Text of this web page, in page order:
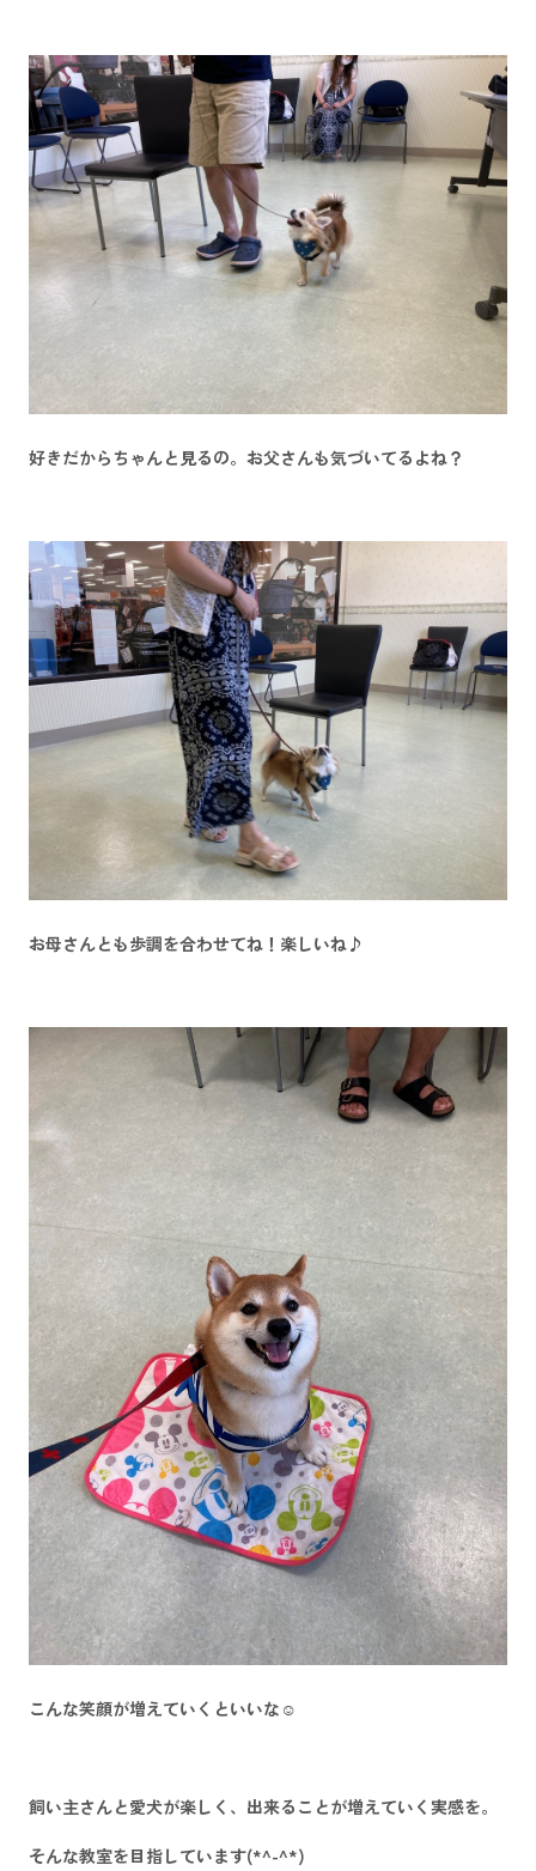
好きだからちゃんと見るの。お父さんも気づいてるよね？
お母さんとも歩調を合わせてね！楽しいね♪
こんな笑顔が増えていくといいな☺
飼い主さんと愛犬が楽しく、出来ることが増えていく実感を。
そんな教室を目指しています(*^-^*)